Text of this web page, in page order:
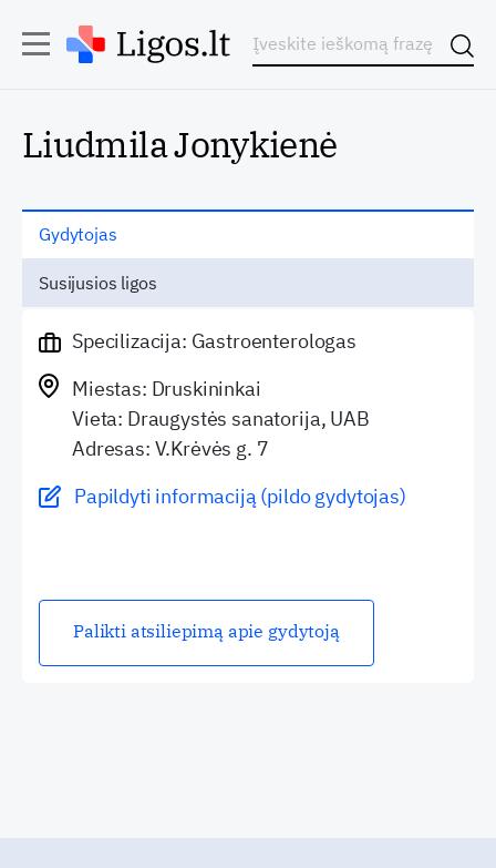
Liudmila Jonykienė
Gydytojas
Susijusios ligos
Specilizacija: Gastroenterologas
Miestas: Druskininkai
Vieta: Draugystės sanatorija, UAB
Adresas: V.Krėvės g. 7
Papildyti informaciją (pildo gydytojas)
Palikti atsiliepimą apie gydytoją